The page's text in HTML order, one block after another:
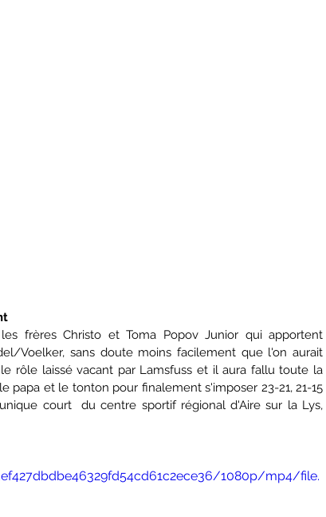
frères Christo et Toma Popov Junior qui apportent
Voelker, sans doute moins facilement que l'on aurait
rôle laissé vacant par Lamsfuss et il aura fallu toute la
papa et le tonton pour finalement s'imposer 23-21, 21-15
court  du centre sportif régional d'Aire sur la Lys,
1080p/mp4/file.